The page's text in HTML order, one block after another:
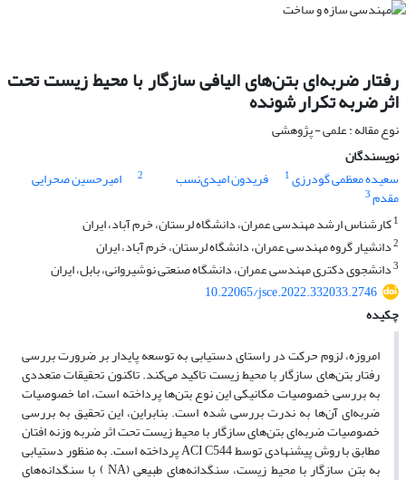
رفتار ضربه‌ای بتن‌های الیافی سازگار با محیط زیست تحت
اثر ضربه تکرار شونده
نوع مقاله : علمی - پژوهشی
نویسندگان
سعیده معظمی گودرزی1 فریدون امیدی‌نسب 2 امیرحسین صحرایی
مقدم3
1کارشناس ارشد مهندسی عمران، دانشگاه لرستان، خرم آباد، ایران
2دانشیار گروه مهندسی عمران، دانشگاه لرستان، خرم آباد، ایران
3دانشجوی دکتری مهندسی عمران، دانشگاه صنعتی نوشیروانی، بابل، ایران
10.22065/jsce.2022.332033.2746
چکیده
امروزه، لزوم حرکت در راستای دستیابی به توسعه پایدار بر ضرورت بررسی
رفتار بتن‌های سازگار با محیط زیست تاکید می‌کند. تاکنون تحقیقات متعددی
به بررسی خصوصیات مکانیکی این نوع بتن‌ها پرداخته است، اما خصوصیات
ضربه‌ای آن‌ها به ندرت بررسی شده است. بنابراین، این تحقیق به بررسی
خصوصیات ضربه‌ای بتن‌های سازگار با محیط زیست تحت اثر ضربه وزنه افتان
مطابق با روش پیشنهادی توسط ACI C544 پرداخته است. به منظور دستیابی
به بتن سازگار با محیط زیست، سنگدانه‌های طبیعی (NA ) با سنگدانه‌های